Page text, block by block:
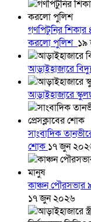
গণপিটুনির
করলো পুলিশ ১৯
আড়াইহাজারে
আড়াইহাজারে
সাংবাদিক
শোক ১৭ জুন
কাঞ্চন পৌরসভার
১৭ জুন ২০২৬